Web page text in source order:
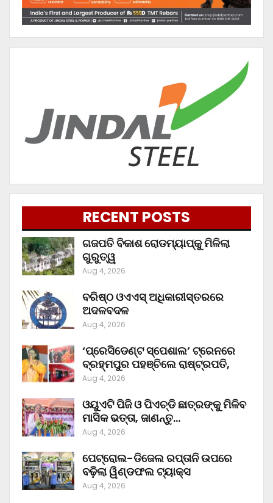
RECENT POSTS
ଗଜପତି ବିକାଶ ରୋଡମ୍ୟାପ୍‌କୁ ମିଳିଲା
ଗୁରୁତ୍ୱ
Aug 4, 2026
ବରିଷ୍ଠ ଓଏଏସ୍‌ ଅଧିକାରୀସ୍ତରରେ
ଅଦଳବଦଳ
Aug 4, 2026
‘ପ୍ରେସିଡେଣ୍ଟ ସ୍ପେଶାଲ’ ଟ୍ରେନରେ
ବ୍ରହ୍ମପୁର ପହଞ୍ଚିଲେ ରାଷ୍ଟ୍ରପତି,
Aug 4, 2026
ଓୟୁଏଟି ପିଜି ଓ ପିଏଚ୍‌ଡି ଛାତ୍ରଙ୍କୁ ମିଳିବ
ମାସିକ ଭତ୍ତା, ଜାଣନ୍ତୁ…
Aug 4, 2026
ପେଟ୍ରୋଲ-ଡିଜେଲ ରପ୍ତାନି ଉପରେ
ବଢ଼ିଲା ୱିଣ୍ଡଫଲ ଟ୍ୟାକ୍ସ
Aug 4, 2026